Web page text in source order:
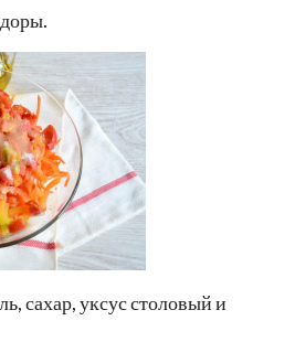
сахар, уксус столовый и